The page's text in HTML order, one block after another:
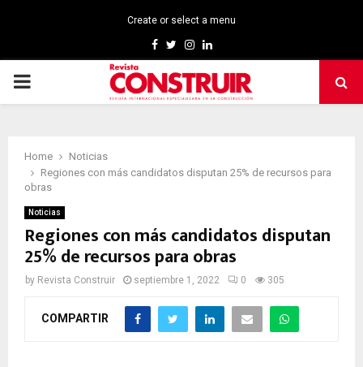
Create or select a menu
Facebook
TwitterInstagram
Linkedin
PRIMARY
Home
Noticias
Regiones con más candidatos disputan 25% de recursos para
obras
Noticias
Regiones con más candidatos disputan
25% de recursos para obras
by Revista Construir septiembre 1, 2022 0 305
COMPARTIR